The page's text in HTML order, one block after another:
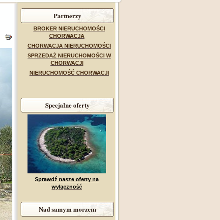
Partnerzy
BROKER NIERUCHOMOŚCI
CHORWACJA
CHORWACJA NIERUCHOMOŚCI
SPRZEDAŻ NIERUCHOMOŚCI W
CHORWACJI
NIERUCHOMOŚĆ CHORWACJI
Specjalne oferty
Sprawdź nasze oferty na
wyłączność
Nad samym morzem